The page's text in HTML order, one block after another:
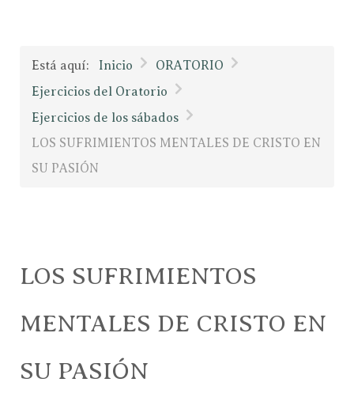
Está aquí: Inicio
ORATORIO
Ejercicios del Oratorio
Ejercicios de los sábados
LOS SUFRIMIENTOS MENTALES DE CRISTO EN
SU PASIÓN
LOS SUFRIMIENTOS
MENTALES DE CRISTO EN
SU PASIÓN